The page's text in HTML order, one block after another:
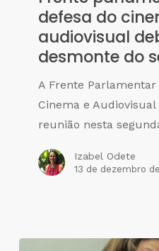
defesa do
audiovisual
desmonte do
A Frente
Cinema e
reunião nesta
Izabel Odete
13 de dezembro